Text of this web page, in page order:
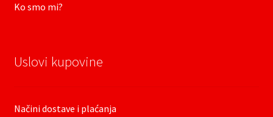
Ko smo mi?
Uslovi kupovine
Načini dostave i plaćanja